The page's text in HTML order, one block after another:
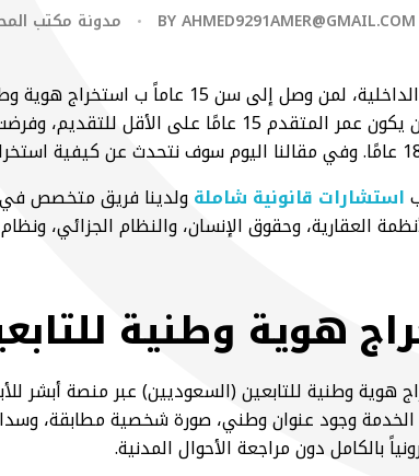
BYAHMED9291AMER@GMAIL.COM مدونة مكتب
​تسمح وزارة الداخلية، لمن وصل إلى
1444 على أن يكون عمر المتقدم 15 عامًا على
استشارات قانونية شاملةولدينا فريق متخصص
العقارية، وحقوق الإنسان، والنظام الجزائي،
هوية وطنية
وجود عنوان وطني، صورة شخصية مطابقة،
بالكامل دون مراجعة الأحوال المدنية.